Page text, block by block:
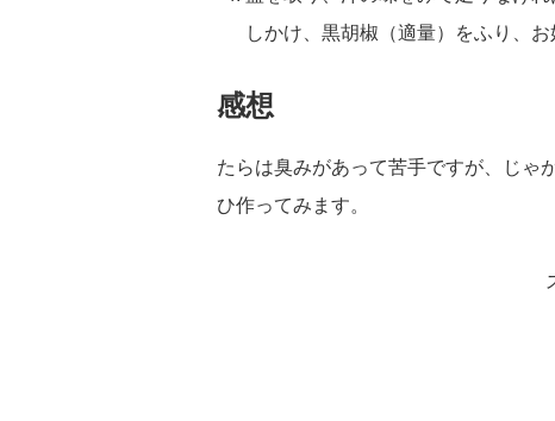
しかけ、黒胡椒（適量）をふり、
感想
たらは臭みがあって苦手ですが、じゃ
ひ作ってみます。